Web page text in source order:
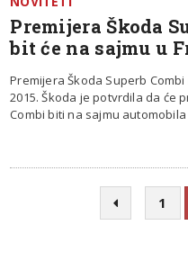
Premijera Škoda
bit će na sajmu u
Premijera Škoda Superb
2015. Škoda je potvrdila da će
Combi biti na sajmu
1